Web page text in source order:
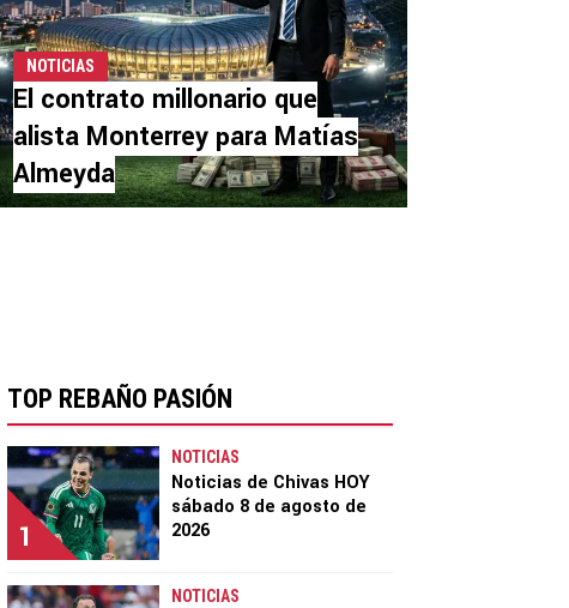
NOTICIAS
El contrato millonario que
alista Monterrey para Matías
Almeyda
TOP REBAÑO PASIÓN
1
NOTICIAS
Noticias de Chivas HOY
sábado 8 de agosto de
2026
NOTICIAS